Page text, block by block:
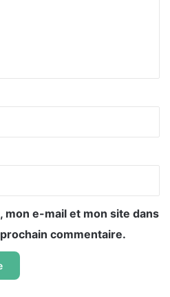
mon e-mail et mon site dans
commentaire.